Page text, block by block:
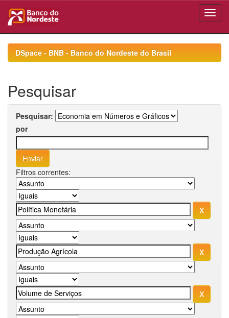
navigationDSpace - BNB - Banco do Nordeste do Brasil
Pesquisar
Pesquisar:
por
Filtros correntes: